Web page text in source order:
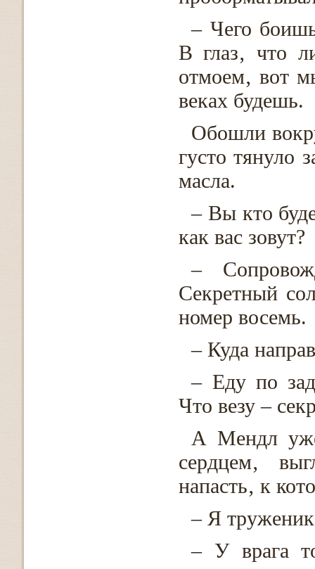
– Чего
В глаз‚ что
отмоем‚ вот
веках будешь.
Обошли
густо тянуло
масла.
– Вы кто
как вас зовут?
–
Секретный
номер восемь.
– Куда
– Еду по
Что везу –
А Мендл уже
сердцем‚
напасть‚ к
– Я
– У врага